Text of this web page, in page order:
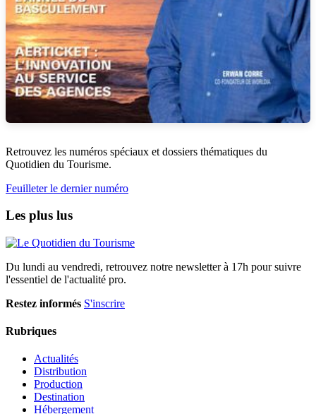
Retrouvez les numéros spéciaux et dossiers thématiques du
Quotidien du Tourisme.
Feuilleter le dernier numéro
Les plus lus
Du lundi au vendredi, retrouvez notre newsletter à 17h pour suivre
l'essentiel de l'actualité pro.
Restez informés S'inscrire
Rubriques
Actualités
Distribution
Production
Destination
Hébergement